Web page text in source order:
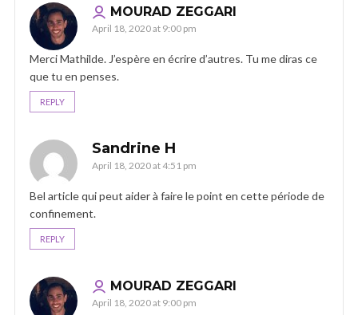
MOURAD ZEGGARI
April 18, 2020 at 9:00 pm
Merci Mathilde. J’espère en écrire d’autres. Tu me diras ce
que tu en penses.
REPLY
Sandrine H
April 18, 2020 at 4:51 pm
Bel article qui peut aider à faire le point en cette période de
confinement.
REPLY
MOURAD ZEGGARI
April 18, 2020 at 9:00 pm